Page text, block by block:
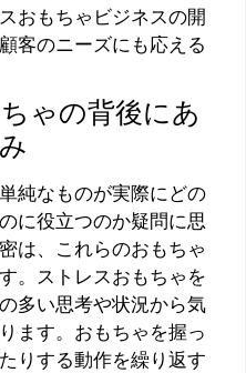
おもちゃビジネスの開
客のニーズにも応える
ゃの背後にあ
純なものが実際にどの
に役立つのか疑問に思
は、これらのおもちゃ
。ストレスおもちゃを
多い思考や状況から気
ます。おもちゃを握っ
りする動作を繰り返す